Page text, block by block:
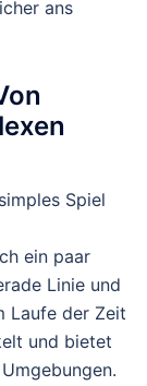
ans
Spiel
ein paar
Linie und
Laufe der Zeit
und bietet